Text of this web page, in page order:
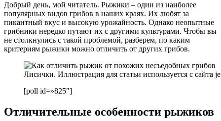
Добрый день, мой читатель. Рыжики – один из наиболее
популярных видов грибов в наших краях. Их любят за
пикантный вкус и высокую урожайность. Однако неопытные
грибники нередко путают их с другими культурами. Чтобы вы
не столкнулись с такой проблемой, разберем, по каким
критериям рыжики можно отличить от других грибов.
Лисички. Иллюстрация для статьи используется с сайта
[poll id=»825″]
Отличительные особенности рыжиков